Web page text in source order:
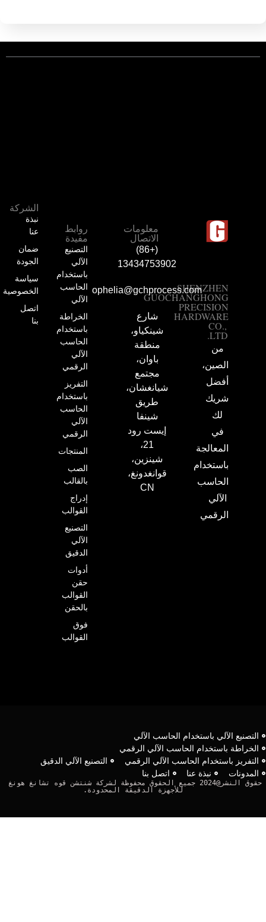
SHENZHEN
GUOCHANGHONG
PRECISION
HARDWARE
CO.,
LTD.
من
الصين،
أفضل
شريك
لك
في
المعالجة
باستخدام
الحاسب
الآلي
الرقمي
معلومات
الاتصال
(+86)
13434753902
ophelia@gchprocess.com
شارع
شينكياو،
منطقة
باوان،
مجتمع
شيانغشان،
طريق
شينفا
إيست رود
21،
شينزين،
قوانغدونغ،
CN
روابط
مفيدة
التصنيع
الآلي
باستخدام
الحاسب
الآلي
الخراطة
باستخدام
الحاسب
الآلي
الرقمي
التفريز
باستخدام
الحاسب
الآلي
الرقمي
المنتجات
الصب
بالقالب
إدراج
القوالب
التصنيع
الآلي
الدقيق
أدوات
حقن
القوالب
بالحقن
فوق
القوالب
الشركة
نبذة
ضمان
الجودة
سياسة
الخصوصية
اتصل
الآلي باستخدام الحاسب الآلي
باستخدام الحاسب الآلي الرقمي
باستخدام الحاسب الآلي الرقمي
التصنيع الآلي الدقيق
نبذة عنا اتصل بنا
حقوق النشر@2024 جميع الحقوق محفوظة لشركة شنتشن قوه تشانغ هونغ
للأجهزة الدقيقة المحدودة.